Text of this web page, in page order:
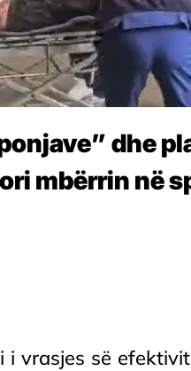
dhe
mbërrin në
i vrasjes së